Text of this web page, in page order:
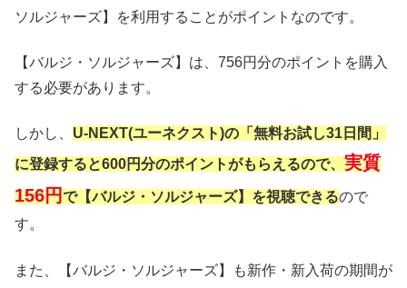
ソルジャーズ】を利用することがポイントなのです。
【バルジ・ソルジャーズ】は、756円分のポイントを購入
する必要があります。
しかし、 U-NEXT(ユーネクスト)の「無料お試し31日間」
に登録すると600円分のポイントがもらえるので、 実質
156円で【バルジ・ソルジャーズ】を視聴できるので
す。
また、【バルジ・ソルジャーズ】も新作・新入荷の期間が